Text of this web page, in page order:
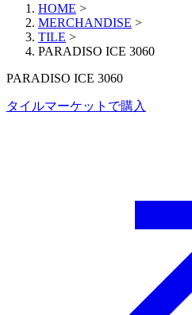
HOME >
MERCHANDISE >
TILE >
PARADISO ICE 3060
PARADISO ICE 3060
タイルマーケットで購入